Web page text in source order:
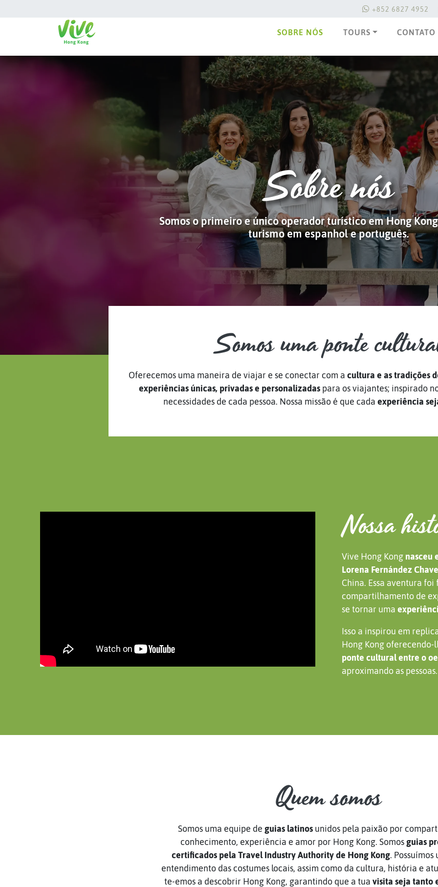
+852 6827 4952
SOBRE NÓS TOURS CONTATO
Sobre nós
Somos o primeiro e único operador turístico em Hong
turismo em espanhol e português.
Somos uma ponte
Oferecemos uma maneira de viajar e se conectar com a cultura e as tradições
experiências únicas, privadas e personalizadaspara os viajantes; inspirado
necessidades de cada pessoa. Nossa missão é que cada experiência
Nossa
Vive Hong Kong nasceu
Lorena Fernández Chave
China. Essa aventura
compartilhamento de
se tornar uma
Isso a inspirou em
Hong Kong
ponte cultural entre o
aproximando as pessoas.
Quem somos
Somos uma equipe de guias latinos unidos pela paixão por
conhecimento, experiência e amor por Hong Kong. Somos guias
certificados pela Travel Industry Authority de Hong Kong.
entendimento das costumes locais, assim como da cultura, história e
te-emos a descobrir Hong Kong, garantindo que a tua visita seja tanto